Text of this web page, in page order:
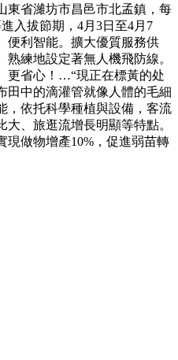
東省濰坊市昌邑市北孟鎮，每
入拔節期，4月3日至4月7
便利智能。擴大優質服務供
練地設定著無人機飛防線。
更省心！…“現正在標黃的处
田中的滴灌管就像人體的毛細
，依托科學種植與設備，客流
、旅逛流增長明顯等特點。
現做物增產10%，促進弱苗轉